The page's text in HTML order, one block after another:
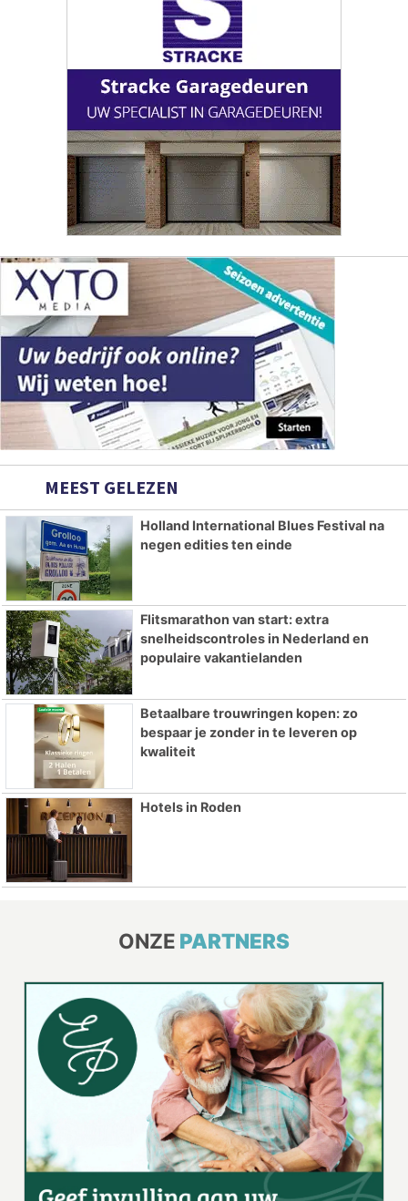
MEEST GELEZEN
Holland International Blues Festival na
negen edities ten einde
Flitsmarathon van start: extra
snelheidscontroles in Nederland en
populaire vakantielanden
Betaalbare trouwringen kopen: zo
bespaar je zonder in te leveren op
kwaliteit
Hotels in Roden
ONZE PARTNERS